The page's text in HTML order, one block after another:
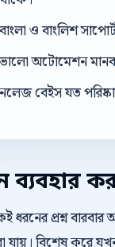
ও বাংলিশ
অটোমেশন মানব
নলেজ বেইস যত
ব্যবহার
ধরনের প্রশ্ন